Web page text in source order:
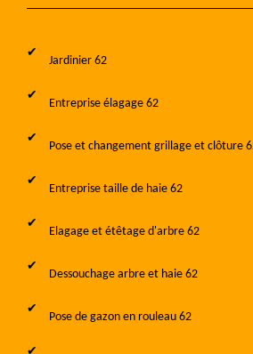
Jardinier 62
Entreprise élagage 62
Pose et changement grillage et clôture
Entreprise taille de haie 62
Elagage et étêtage d'arbre 62
Dessouchage arbre et haie 62
Pose de gazon en rouleau 62